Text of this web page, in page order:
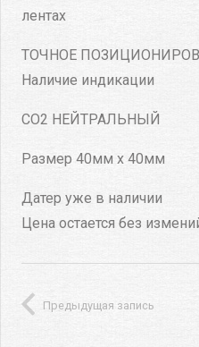
лентах
ТОЧНОЕ
Наличие индикации
CO2 НЕЙТРАЛЬНЫЙ
Размер 40мм х 40мм
Датер уже в наличии
Цена остается без
Предыдущая запись